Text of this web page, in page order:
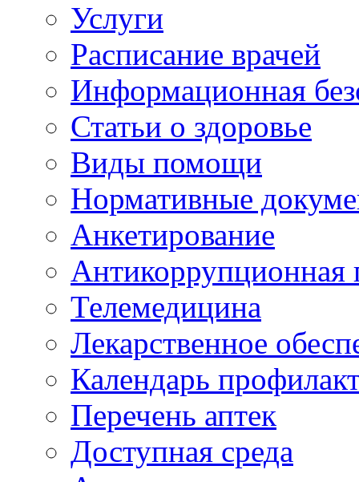
Услуги
Расписание врачей
Информационная
Статьи о здоровье
Виды помощи
Нормативные
Анкетирование
Антикоррупционная
Телемедицина
Лекарственное
Календарь
Перечень аптек
Доступная среда